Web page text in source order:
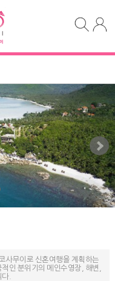
사무이로 신혼여행을 계획하는
인 분위기의 메인수영장, 해변,
.